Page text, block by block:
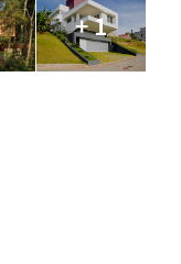
+ 1